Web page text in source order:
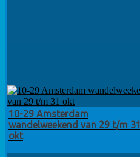
10-29 Amsterdam
wandelweekend van 29 t/m 31
okt